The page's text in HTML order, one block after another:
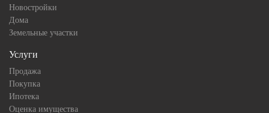
Новостройки
Дома
Земельные участки
Услуги
Продажа
Покупка
Ипотека
Оценка имущества